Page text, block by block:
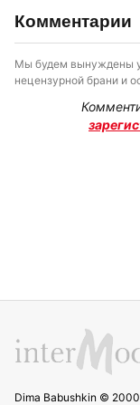
Комментарии
Мы будем вынуждены
нецензурной брани и
Dima Babushkin ©